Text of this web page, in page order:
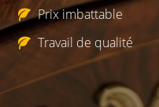
Prix imbattable
Travail de qualité